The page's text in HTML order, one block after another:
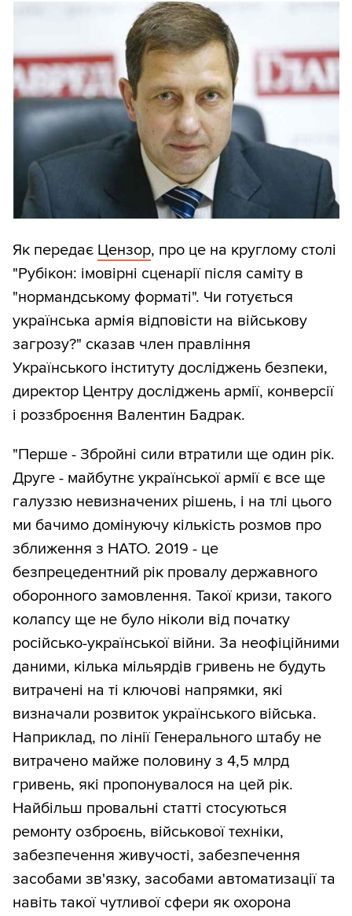
Як передає Цензор, про це на круглому столі
"Рубікон: імовірні сценарії після саміту в
"нормандському форматі". Чи готується
українська армія відповісти на військову
загрозу?" сказав член правління
Українського інституту досліджень безпеки,
директор Центру досліджень армії, конверсії
і роззброєння Валентин Бадрак.
"Перше - Збройні сили втратили ще один рік.
Друге - майбутнє української армії є все ще
галуззю невизначених рішень, і на тлі цього
ми бачимо домінуючу кількість розмов про
зближення з НАТО. 2019 - це
безпрецедентний рік провалу державного
оборонного замовлення. Такої кризи, такого
колапсу ще не було ніколи від початку
російсько-української війни. За неофіційними
даними, кілька мільярдів гривень не будуть
витрачені на ті ключові напрямки, які
визначали розвиток українського війська.
Наприклад, по лінії Генерального штабу не
витрачено майже половину з 4,5 млрд
гривень, які пропонувалося на цей рік.
Найбільш провальні статті стосуються
ремонту озброєнь, військової техніки,
забезпечення живучості, забезпечення
засобами зв'язку, засобами автоматизації та
навіть такої чутливої сфери як охорона